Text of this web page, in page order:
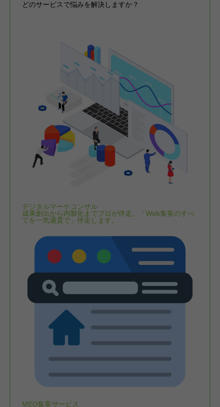
どのサービスで悩みを解決しますか？
デジタルマーケコンサル
成果創出から内製化までプロが伴走。「Web集客のすべ
てを一気通貫で」伴走します。
MEO集客サービス